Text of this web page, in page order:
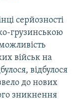
серйозності
грузинською
військ на
відбулося
до нових
зникнення